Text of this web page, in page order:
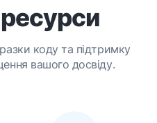
коду та підтримку
вашого досвіду.